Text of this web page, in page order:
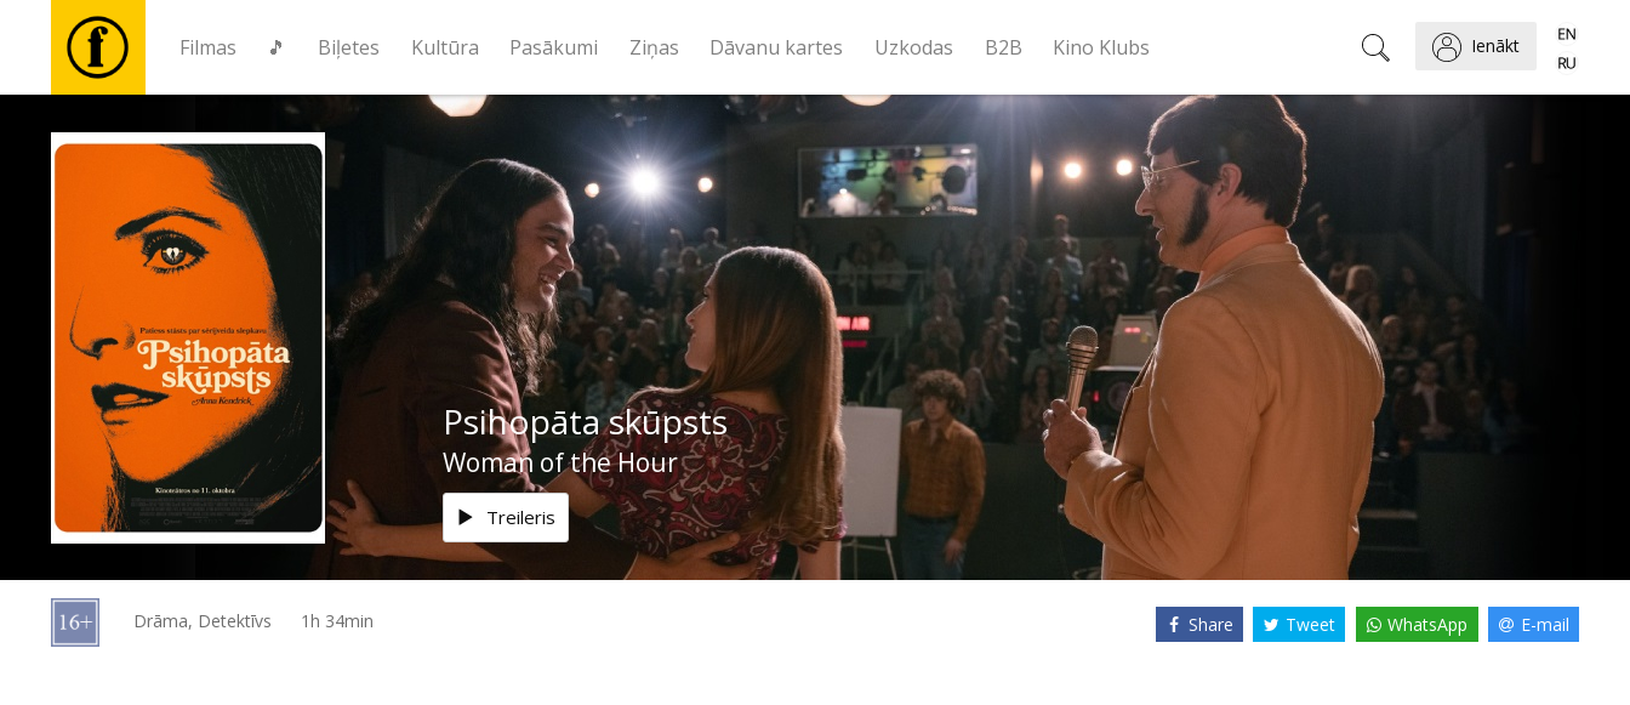
Filmas 🎵 Biļetes Kultūra Pasākumi Ziņas Dāvanu kartes Uzkodas B2B Kino Klubs Ienākt
Filmas
Kultūra
Pasākumi
Ziņas
kartes
Psihopāta skūpsts
Woman of the Hour
Treileris
Drāma, Detektīvs 1h 34min Share Tweet WhatsApp E-mail